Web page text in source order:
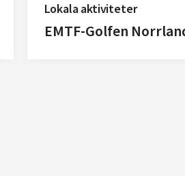
Lokala aktiviteter
EMTF-Golfen